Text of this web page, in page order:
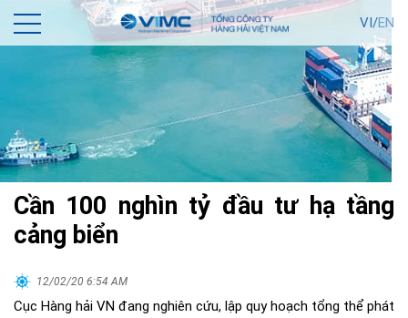
VI/EN
Cần 100 nghìn tỷ đầu tư hạ tầng
cảng biển
12/02/20 6:54 AM
Cục Hàng hải VN đang nghiên cứu, lập quy hoạch tổng thể phát